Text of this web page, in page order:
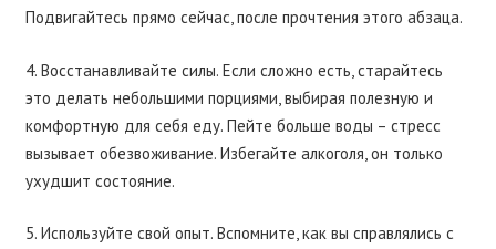
Подвигайтесь прямо сейчас, после прочтения этого абзаца.
4. Восстанавливайте силы. Если сложно есть, старайтесь
это делать небольшими порциями, выбирая полезную и
комфортную для себя еду. Пейте больше воды – стресс
вызывает обезвоживание. Избегайте алкоголя, он только
ухудшит состояние.
5. Используйте свой опыт. Вспомните, как вы справлялись с